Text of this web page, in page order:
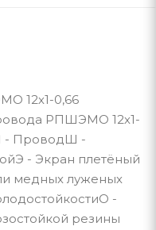
12х1-0,66
РПШЭМО 12х1-
- ПроводШ -
- Экран плетёный
медных луженых
-
резины